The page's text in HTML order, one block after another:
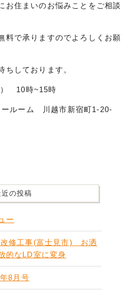
お住まいのお悩みことをご相談
料で承りますのでよろしくお願
ちしております。
10時~15時
ルーム 川越市新宿町1-20-
近の投稿
ー
修工事(富士見市) お洒
的なLD室に変身
8月号